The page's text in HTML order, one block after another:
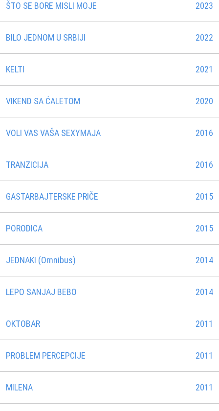
ŠTO SE BORE MISLI MOJE 2023
BILO JEDNOM U SRBIJI 2022
KELTI 2021
VIKEND SA ĆALETOM 2020
VOLI VAS VAŠA SEXYMAJA 2016
TRANZICIJA 2016
GASTARBAJTERSKE PRIČE 2015
PORODICA 2015
JEDNAKI (Omnibus) 2014
LEPO SANJAJ BEBO 2014
OKTOBAR 2011
PROBLEM PERCEPCIJE 2011
MILENA 2011